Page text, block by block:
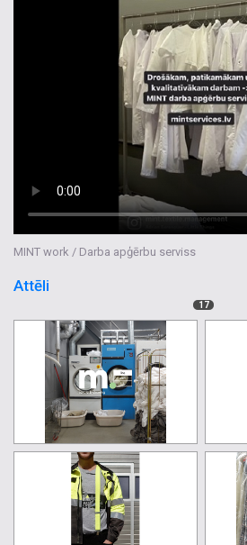
MINT work / Darba apģērbu serviss
Attēli
17